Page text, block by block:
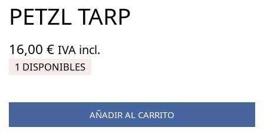
PETZL TARP
16,00 € IVA incl.
1 DISPONIBLES
AÑADIR AL CARRITO